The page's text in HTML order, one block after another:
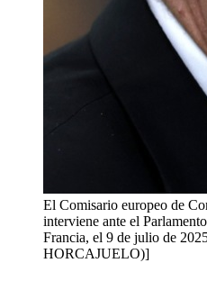
El Comisario europeo de
interviene ante el
Francia, el 9 de julio de
HORCAJUELO)]